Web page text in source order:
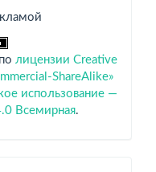
лицензии Creative
ShareAlike»
использование —
Всемирная.